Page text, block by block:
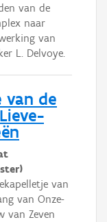
van de
naar
van
L. Delvoye.
van de
van
van Onze-
van Zeven